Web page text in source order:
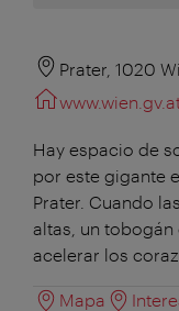
Prater, 1020
Hay espacio de
por este gigante
Prater. Cuando
altas, un tobogán
acelerar los
Mapa